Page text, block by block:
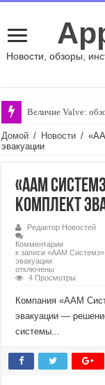
Новости, обзоры,
Величие Valve:
Домой / Новости /
эвакуации
«ААМ
комплект
Редактор Новостей
Комментарии
к записи «ААМ
эвакуации
отключены
4 Просмотры
Компания «ААМ
эвакуации —
системы...